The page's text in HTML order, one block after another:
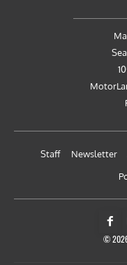
Staff Newsletter
© 2026